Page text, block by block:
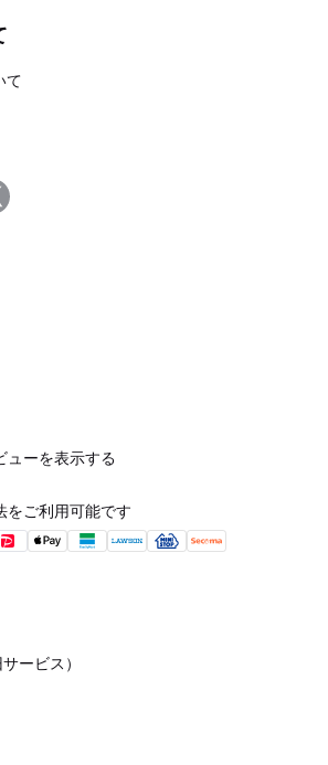
て
ューを表示する
をご利用可能です
ービス）